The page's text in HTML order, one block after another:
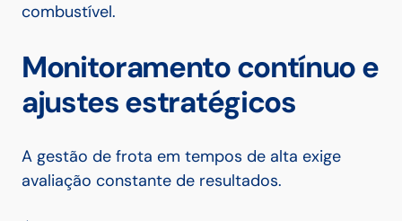
combustível.
Monitoramento contínuo e
ajustes estratégicos
A gestão de frota em tempos de alta exige
avaliação constante de resultados.